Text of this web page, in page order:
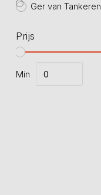
Ger van Tankeren
Prijs
Min